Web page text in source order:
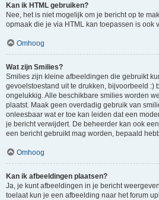
Kan ik HTML gebruiken?
Nee, het is niet mogelijk om je bericht op te
opmaak die je via HTML kan toepassen is ook
Omhoog
Wat zijn Smilies?
Smilies zijn kleine afbeeldingen die gebruikt
gevoelstoestand uit te drukken, bijvoorbeeld :)
ongelukkig. Alle beschikbare smilies worden
plaatst. Maak geen overdadig gebruik van
onleesbaar wat er toe kan leiden dat een
je bericht verwijdert. De beheerder kan ook
een bericht gebruikt mag worden, bepaald
Omhoog
Kan ik afbeeldingen plaatsen?
Ja, je kunt afbeeldingen in je bericht
toelaat kun je een afbeelding naar het forum